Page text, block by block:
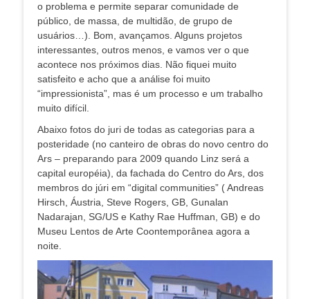
o problema e permite separar comunidade de
público, de massa, de multidão, de grupo de
usuários…). Bom, avançamos. Alguns projetos
interessantes, outros menos, e vamos ver o que
acontece nos próximos dias. Não fiquei muito
satisfeito e acho que a análise foi muito
“impressionista”, mas é um processo e um trabalho
muito difícil.
Abaixo fotos do juri de todas as categorias para a
posteridade (no canteiro de obras do novo centro do
Ars – preparando para 2009 quando Linz será a
capital européia), da fachada do Centro do Ars, dos
membros do júri em “digital communities” ( Andreas
Hirsch, Áustria, Steve Rogers, GB, Gunalan
Nadarajan, SG/US e Kathy Rae Huffman, GB) e do
Museu Lentos de Arte Coontemporânea agora a
noite.